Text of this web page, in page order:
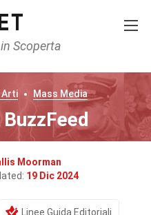
Scoperta
Arti Mass Media
Moorman
19 Dic 2024
Linee Guida Editoriali